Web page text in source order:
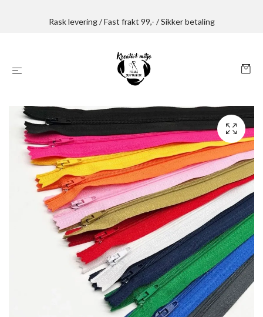
Rask levering / Fast frakt 99,- / Sikker betaling